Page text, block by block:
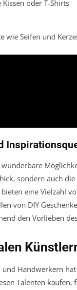
oder T-Shirts
wie Seifen und
sondern auch
eine Vielzahl
von DIY
den Vorlieben
Handwerkern
Talenten